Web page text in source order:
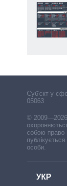
Cуб'єкт у
05063
© 2009—2026
собою право
особи.
УКР